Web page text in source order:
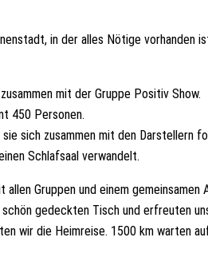
in der alles Nötige vorhanden
mit der Gruppe Positiv Show.
450 Personen.
sich zusammen mit den Darstellern
Schlafsaal verwandelt.
Gruppen und einem gemeinsamen
gedeckten Tisch und erfreuten
wir die Heimreise. 1500 km warten